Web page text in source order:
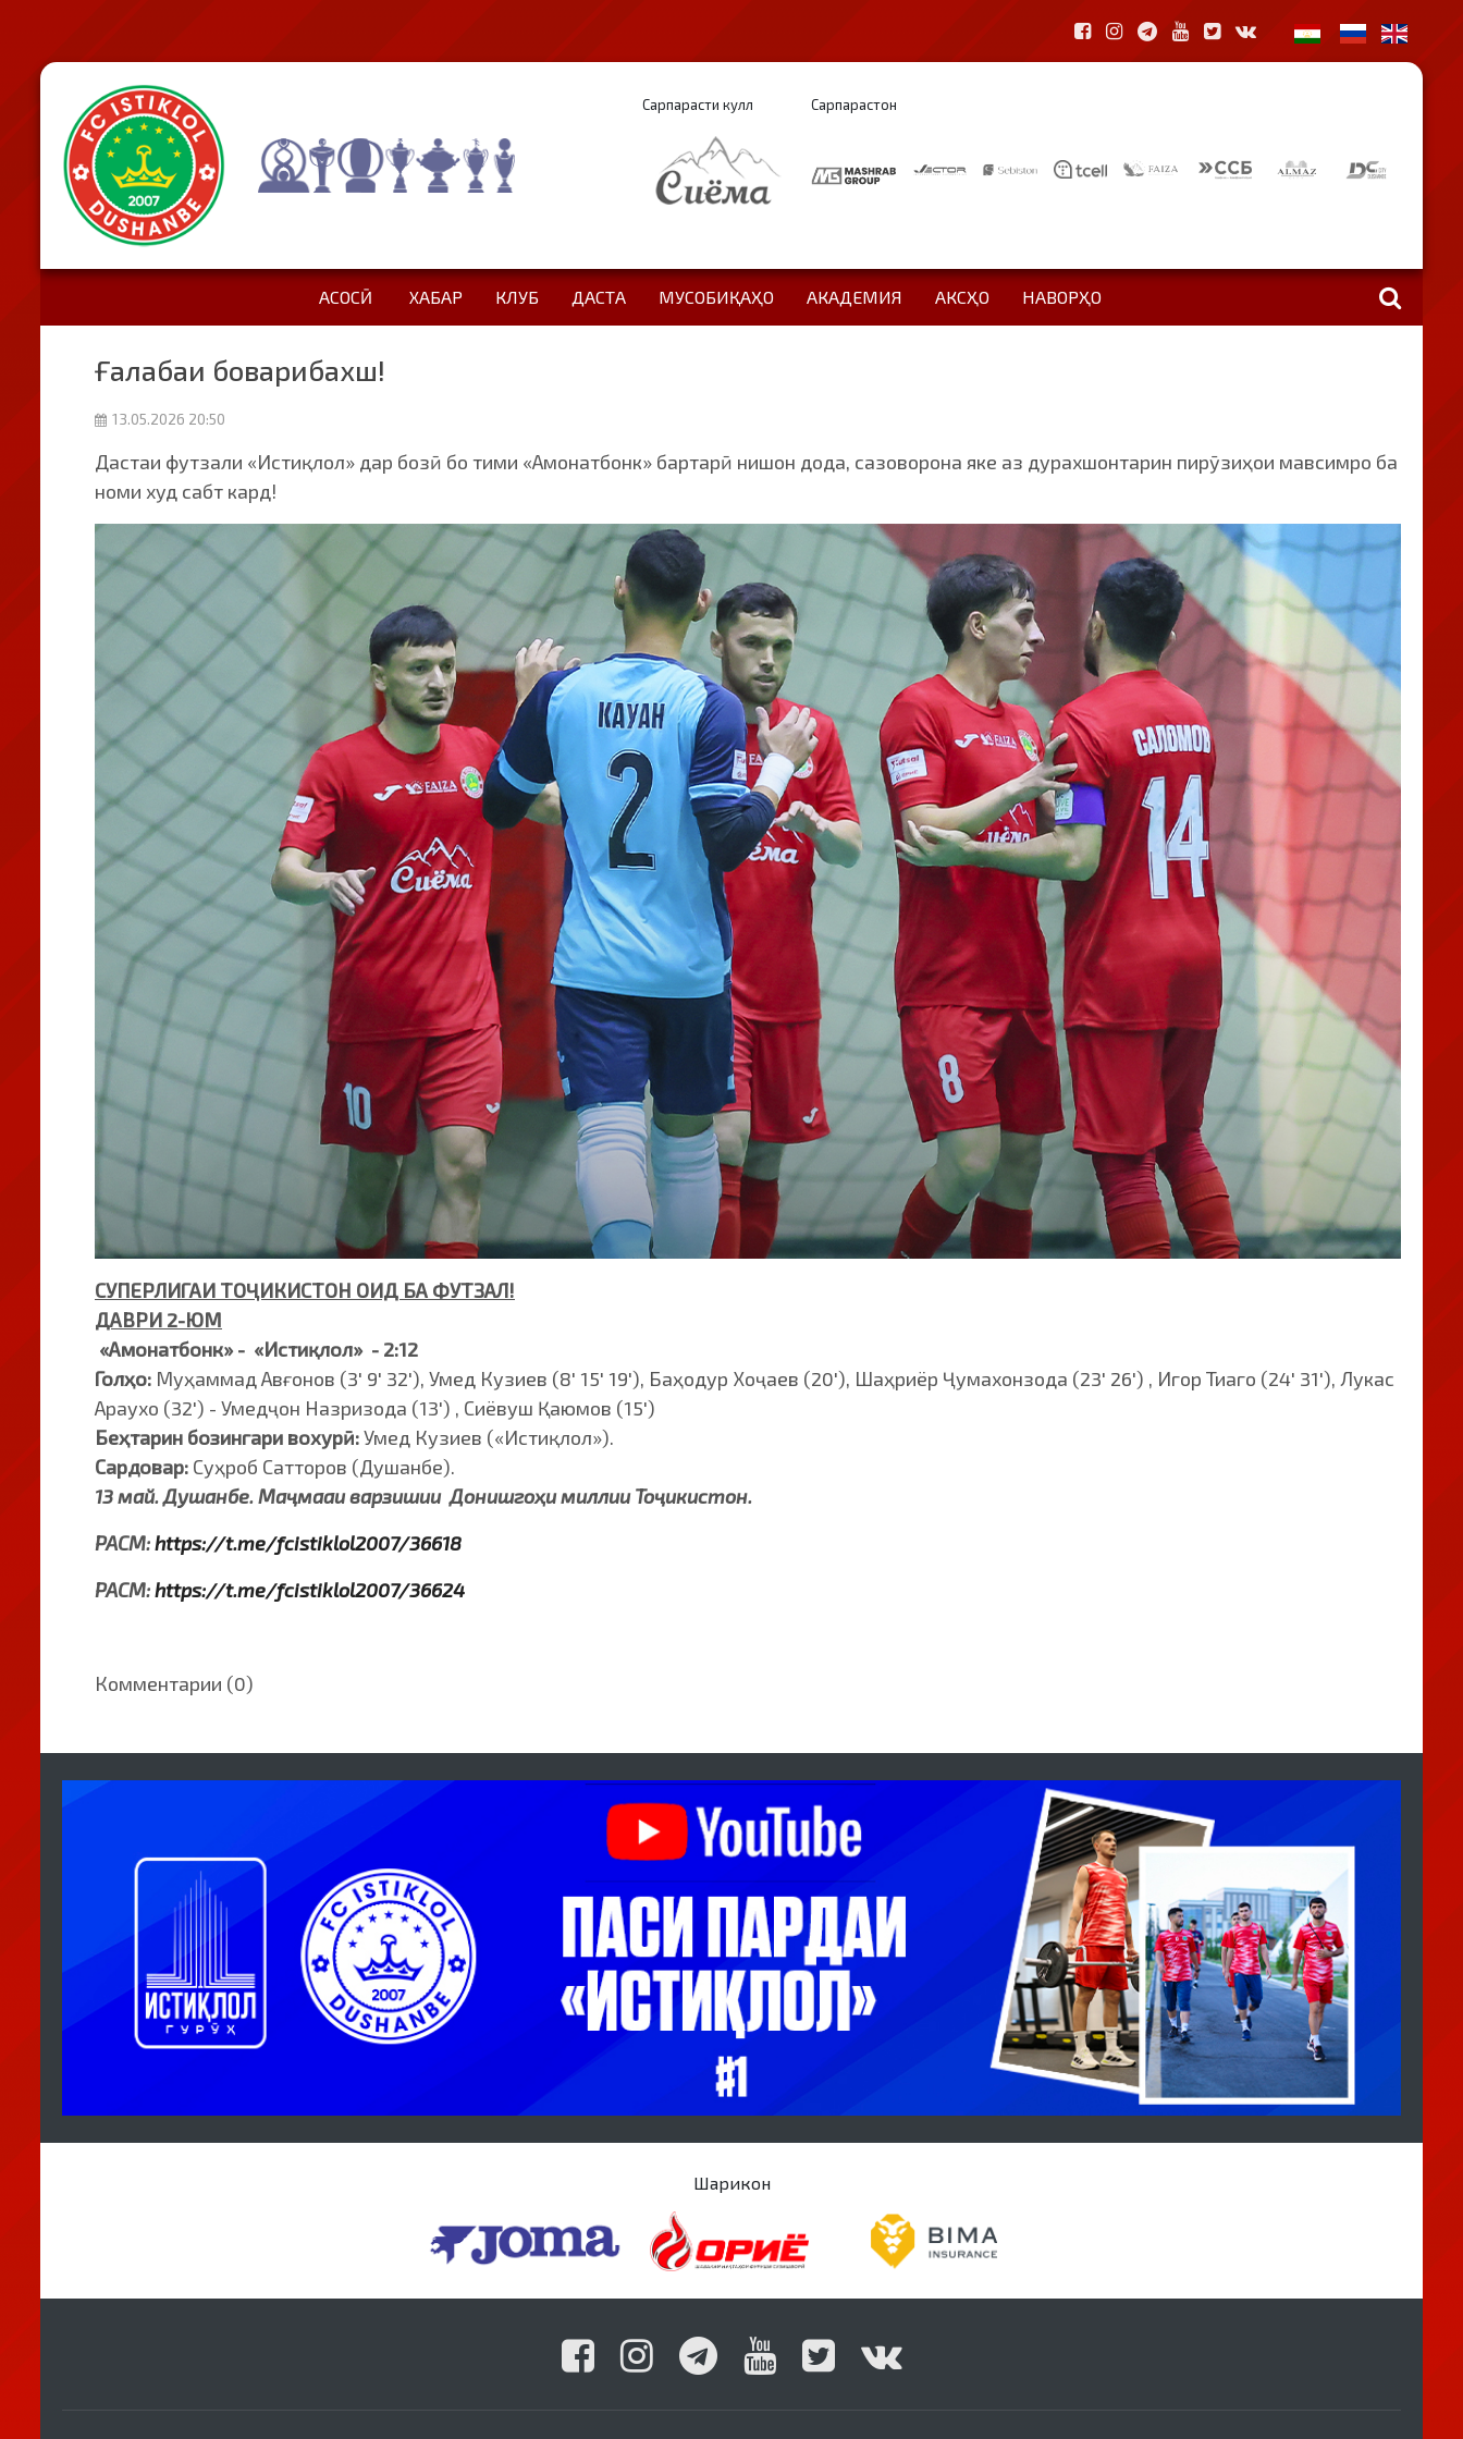
Сарпарасти кулл Сарпарастон
АСОСӢ ХАБАР КЛУБ ДАСТА МУСОБИҚАҲО АКАДЕМИЯ АКСҲО НАВОРҲО
Ғалабаи боварибахш!
13.05.2026 20:50
Дастаи футзали «Истиқлол» дар бозӣ бо тими «Амонатбонк» бартарӣ нишон дода, сазоворона яке аз дурахшонтарин пирӯзиҳои мавсимро ба
номи худ сабт кард!
СУПЕРЛИГАИ ТОҶИКИСТОН ОИД БА ФУТЗАЛ!
ДАВРИ 2-ЮМ
«Амонатбонк» - «Истиқлол» - 2:12
Голҳо: Муҳаммад Авғонов (3' 9' 32'), Умед Кузиев (8' 15' 19'), Баҳодур Хоҷаев (20'), Шаҳриёр Ҷумахонзода (23' 26') , Игор Тиаго (24' 31'), Лукас
Араухо (32') - Умедҷон Назризода (13') , Сиёвуш Қаюмов (15')
Беҳтарин бозингари вохурӣ:Умед Кузиев («Истиқлол»).
Сардовар: Суҳроб Сатторов (Душанбе).
13 май. Душанбе. Маҷмааи варзишии Донишгоҳи миллии Тоҷикистон.
РАСМ:https://t.me/fcistiklol2007/36618
РАСМ:https://t.me/fcistiklol2007/36624
Комментарии (0)
Шарикон